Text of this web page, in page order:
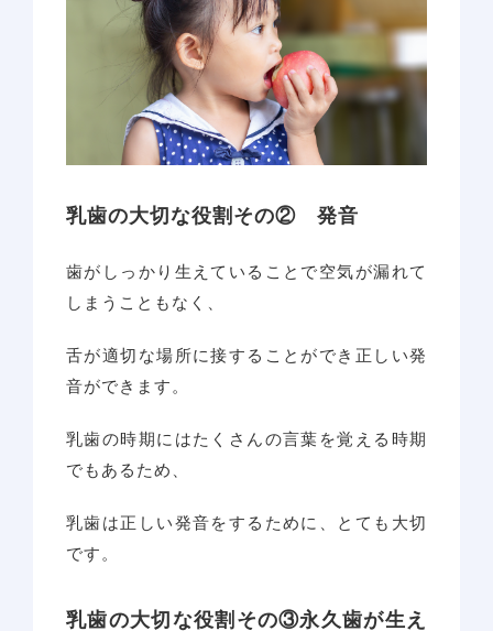
乳歯の大切な役割その② 発音
歯がしっかり生えていることで空気が漏れて
しまうこともなく、
舌が適切な場所に接することができ正しい発
音ができます。
乳歯の時期にはたくさんの言葉を覚える時期
でもあるため、
乳歯は正しい発音をするために、とても大切
です。
乳歯の大切な役割その③永久歯が生え